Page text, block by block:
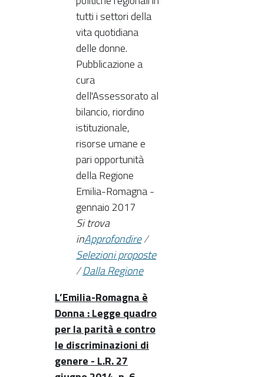
tutti i settori della
vita quotidiana
delle donne.
Pubblicazione a
cura
dell'Assessorato al
bilancio, riordino
istituzionale,
risorse umane e
pari opportunità
della Regione
Emilia-Romagna -
gennaio 2017
Si trova
inApprofondire/
Selezioni proposte
/Dalla Regione
L’Emilia-Romagna è
Donna : Legge quadro
per la parità e contro
le discriminazioni di
genere - L.R. 27